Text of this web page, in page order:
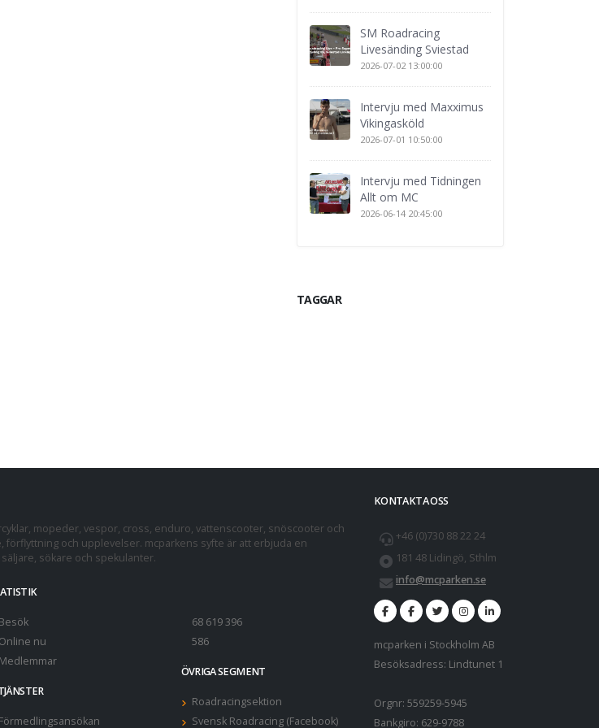
SM Roadracing
Livesänding Sviestad
2026-07-02 13:00:00
Intervju med Maxximus
Vikingasköld
2026-07-01 10:50:00
Intervju med Tidningen
Allt om MC
2026-06-14 20:45:00
TAGGAR
mopeder, vespor, cross, enduro, vattenscooter, snöscooter och
och upplevelser. mcparkens syfte är att erbjuda en
sökare och spekulanter.
Besök
Online nu
Medlemmar
Förmedlingsansökan
68 619 396
586
ÖVRIGA SEGMENT
Roadracingsektion
Svensk Roadracing (Facebook)
KONTAKTA OSS
+46 (0)730 88 22 24
181 48 Lidingö, Sthlm
info@mcparken.se
mcparken i Stockholm AB
Besöksadress: Lindtunet 1
Orgnr: 559259-5945
Bankgiro: 629-9788